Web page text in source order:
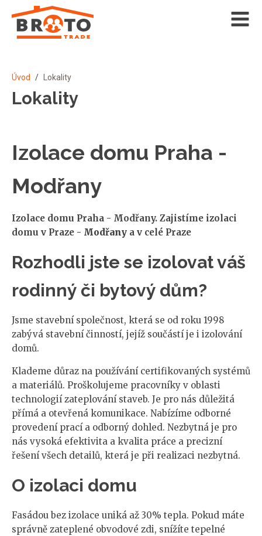
Úvod / Lokality
Lokality
Izolace domu Praha -
Modřany
Izolace domu Praha - Modřany. Zajistíme izolaci
domu v Praze - Modřany a v celé Praze
Rozhodli jste se izolovat váš
rodinný či bytový dům?
Jsme stavební společnost, která se od roku 1998
zabývá stavební činností, jejíž součástí je i izolování
domů.
Klademe důraz na používání certifikovaných systémů
a materiálů. Proškolujeme pracovníky v oblasti
technologií zateplování staveb. Je pro nás důležitá
přímá a otevřená komunikace. Nabízíme odborné
provedení prací a odborný dohled. Nezbytná je pro
nás vysoká efektivita a kvalita práce a precizní
řešení všech detailů, která je při realizaci nezbytná.
O izolaci domu
Fasádou bez izolace uniká až 30% tepla. Pokud máte
správně zateplené obvodové zdi, snížíte tepelné